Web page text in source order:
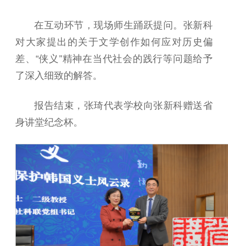
在互动环节，现场师生踊跃提问。张新科
对大家提出的关于文学创作如何应对历史偏
差、“侠义”精神在当代社会的践行等问题给予
了深入细致的解答。
报告结束，张琦代表学校向张新科赠送省
身讲堂纪念杯。